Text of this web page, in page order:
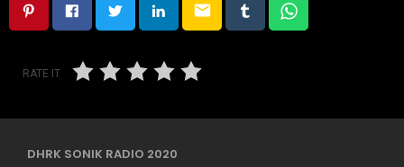
email
RATE IT
DHRK SONIK RADIO 2020